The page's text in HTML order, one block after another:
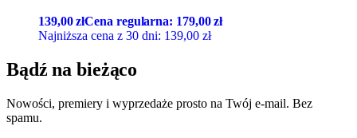
139,00złCena regularna: 179,00zł
Najniższa cena z 30 dni: 139,00 zł
Bądź na bieżąco
Nowości, premiery i wyprzedaże prosto na Twój e-mail. Bez
spamu.